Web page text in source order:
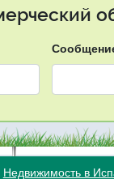
Недвижимость в